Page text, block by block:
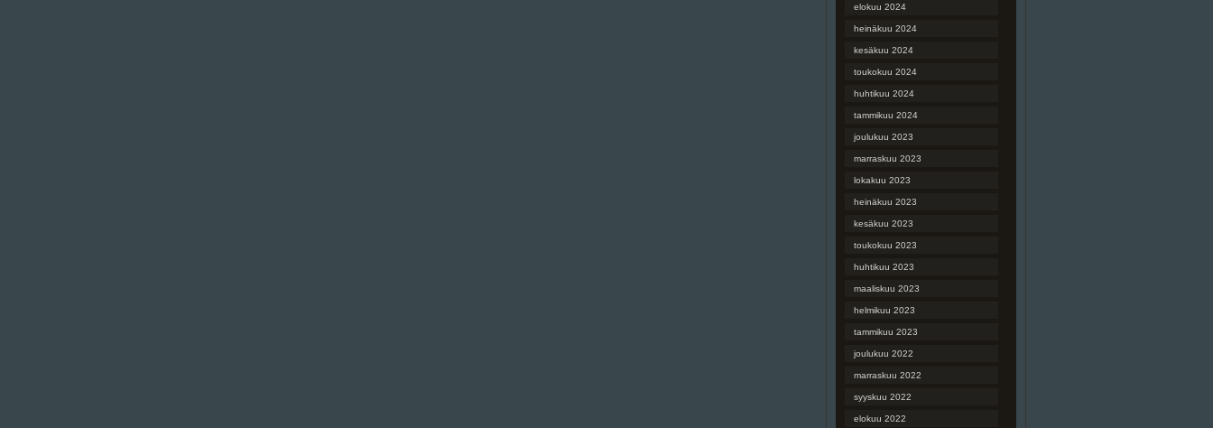
elokuu 2024
heinäkuu 2024
kesäkuu 2024
toukokuu 2024
huhtikuu 2024
tammikuu 2024
joulukuu 2023
marraskuu 2023
lokakuu 2023
heinäkuu 2023
kesäkuu 2023
toukokuu 2023
huhtikuu 2023
maaliskuu 2023
helmikuu 2023
tammikuu 2023
joulukuu 2022
marraskuu 2022
syyskuu 2022
elokuu 2022